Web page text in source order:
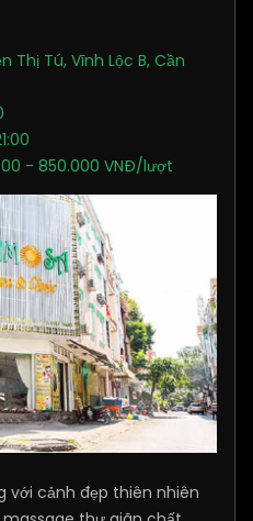
Thị Tú, Vĩnh Lộc B, Cần
- 850.000 VNĐ/lượt
với cảnh đẹp thiên nhiên